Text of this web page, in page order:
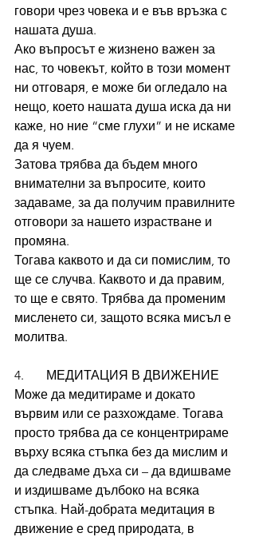
говори чрез човека и е във връзка с
нашата душа.
Ако въпросът е жизнено важен за
нас, то човекът, който в този момент
ни отговаря, е може би огледало на
нещо, което нашата душа иска да ни
каже, но ние “сме глухи” и не искаме
да я чуем.
Затова трябва да бъдем много
внимателни за въпросите, които
задаваме, за да получим правилните
отговори за нашето израстване и
промяна.
Тогава каквото и да си помислим, то
ще се случва. Каквото и да правим,
то ще е свято. Трябва да променим
мисленето си, защото всяка мисъл е
молитва.
4.       МЕДИТАЦИЯ В ДВИЖЕНИЕ
Може да медитираме и докато
вървим или се разхождаме. Тогава
просто трябва да се концентрираме
върху всяка стъпка без да мислим и
да следваме дъха си – да вдишваме
и издишваме дълбоко на всяка
стъпка. Най-добрата медитация в
движение е сред природата, в